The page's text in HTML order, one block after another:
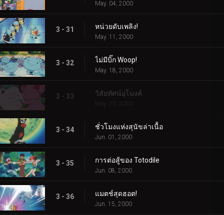
May. 04, 2000
3 - 31 หน่วยดับเพลิง!
May. 11, 2000
3 - 32 ไม่มีบิ๊ก Woop!
May. 18, 2000
3 - 33 วิสัยทัศน์อุโมงค์
May. 25, 2000
3 - 34 ชั่วโมงแห่งสุนัขล่าเนื้อ
Jun. 01, 2000
3 - 35 การต่อสู้ของ Totodile
Jun. 08, 2000
3 - 36 แมตช์สุดฮอต!
Jun. 15, 2000